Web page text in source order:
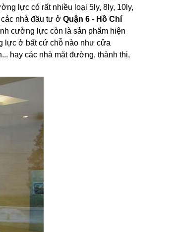
lực có rất nhiều loại 5ly, 8ly, 10ly,
nhà đầu tư ở Quận 6 - Hồ Chí
cường lực còn là sản phẩm hiện
lực ở bất cứ chỗ nào như cửa
hay các nhà mặt đường, thành thị,